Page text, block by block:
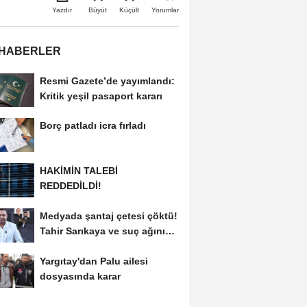
Yazdır Büyüt Küçült Yorumlar
Resmi Gazete’de yayımlandı:
Kritik yeşil pasaport kararı
Borç patladı icra fırladı
HAKİMİN TALEBİ
REDDEDİLDİ!
Medyada şantaj çetesi çöktü!
Tahir Sarıkaya ve suç ağının
Yargıtay'dan Palu ailesi
dosyasında karar